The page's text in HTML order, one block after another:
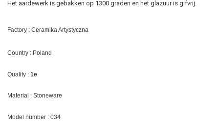
Het aardewerk is gebakken op 1300 graden en het glazuur is gifvrij.
Factory : Ceramika Artystyczna
Country : Poland
Quality : 1e
Material : Stoneware
Model number : 034